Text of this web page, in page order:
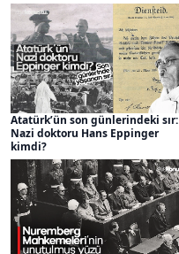
Atatürk’ün son günlerindeki sır:
Nazi doktoru Hans Eppinger
kimdi?